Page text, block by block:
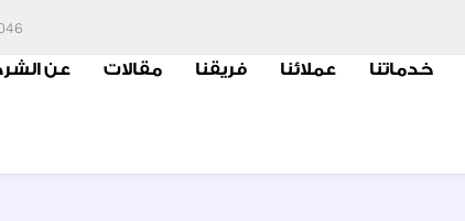
خدماتنا عملائنا فريقنا مقالات عن